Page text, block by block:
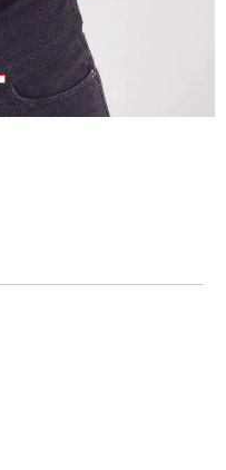
4